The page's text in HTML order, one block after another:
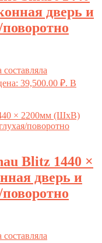
дверь и
39,500.00 ₽. В
Blitz 1440 ×
дверь и